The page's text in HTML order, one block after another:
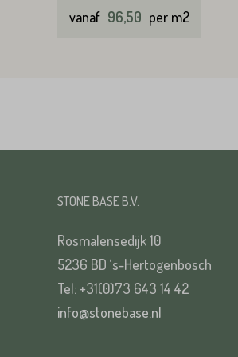
vanaf 96,50 per m2
STONE BASE B.V.
Rosmalensedijk 10
5236 BD ‘s-Hertogenbosch
Tel: +31(0)73 643 14 42
info@stonebase.nl